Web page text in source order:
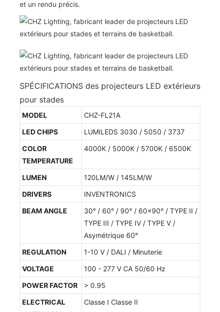
et un rendu précis.
SPÉCIFICATIONS des projecteurs LED extérieurs
pour stades
MODEL
CHZ-FL21A
LED CHIPS
LUMILEDS 3030 / 5050 / 3737
COLOR
TEMPERATURE
4000K / 5000K / 5700K / 6500K
LUMEN
120LM/W / 145LM/W
DRIVERS
INVENTRONICS
BEAM ANGLE
30° / 60° / 90° / 60x90° / TYPE II /
TYPE III / TYPE IV / TYPE V /
Asymétrique 60°
REGULATION
1-10 V / DALI / Minuterie
VOLTAGE
100 - 277 V CA 50/60 Hz
POWER FACTOR
> 0.95
ELECTRICAL
Classe I Classe II